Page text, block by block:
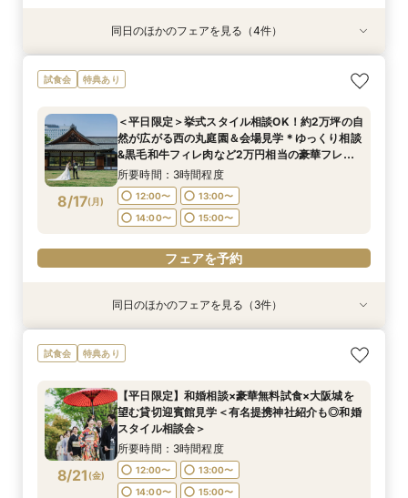
特典あり
8/16(日)
ガーデン挙式丸わかり◎2万坪の庭園満喫×オリ
ジナルウェディング庭園&会場見学×国産和牛
所要時間：3時間程度
8:45〜
9:00〜
15:00〜
15:15〜
フェアを予約
特典あり
8/16(日)
【料理重視の方へおすすめ】組数限定◆グラン
シェフ豊後昌幸が手掛ける黒毛和牛etc2万円相
所要時間：3時間程度
8:45〜
9:00〜
15:00〜
15:15〜
フェアを予約
特典あり
8/16(日)
【神社式相談フェア】提携有名神社紹介!AM来館
で本番さながらの披露宴体験 国産 和牛フィレ肉
分特典>
所要時間：3時間程度
8:45〜
9:00〜
15:00〜
15:15〜
フェアを予約
特典あり
8/16(日)
【東京開催/土日】東京サロンで《大阪迎賓館》
のご相談＆お打合せ！
9:00〜 15:00〜
フェアを予約
同日のほかのフェアを見る（4件）
試食会 特典あり
8/17(月)
＜平日限定＞挙式スタイル相談OK！約2万坪の自
然が広がる西の丸庭園＆会場見学＊ゆっくり相談
&黒毛和牛フィレ肉など2万円相当の豪華フレン
チコース
所要時間：3時間程度
12:00〜
13:00〜
14:00〜
15:00〜
フェアを予約
特典あり
8/17(月)
【20名〜ご婚礼がお得】平日限定★ガーデン
チャペル&貸切迎賓館ALL見学会×おもてなしを
会
所要時間：3時間程度
12:00〜
14:00〜
15:00〜
フェアを予約
特典あり
8/17(月)
【平日限定】和婚相談×豪華無料試食×大阪城を
望む貸切迎賓館見学＜有名提携神社紹介も◎和婚
所要時間：3時間程度
12:00〜
14:00〜
15:00〜
フェアを予約
特典あり
8/17(月)
＜オリジナルウェディング＞2万坪の庭園満喫×
会場見学×国産和牛フィレ肉など豪華試食付＊貸
所要時間：3時間程度
12:00〜
14:00〜
15:00〜
フェアを予約
同日のほかのフェアを見る（3件）
試食会 特典あり
8/21 (金)
【平日限定】和婚相談×豪華無料試食×大阪城を
望む貸切迎賓館見学＜有名提携神社紹介も◎和婚
スタイル相談会＞
所要時間：3時間程度
12:00〜
13:00〜
14:00〜
15:00〜